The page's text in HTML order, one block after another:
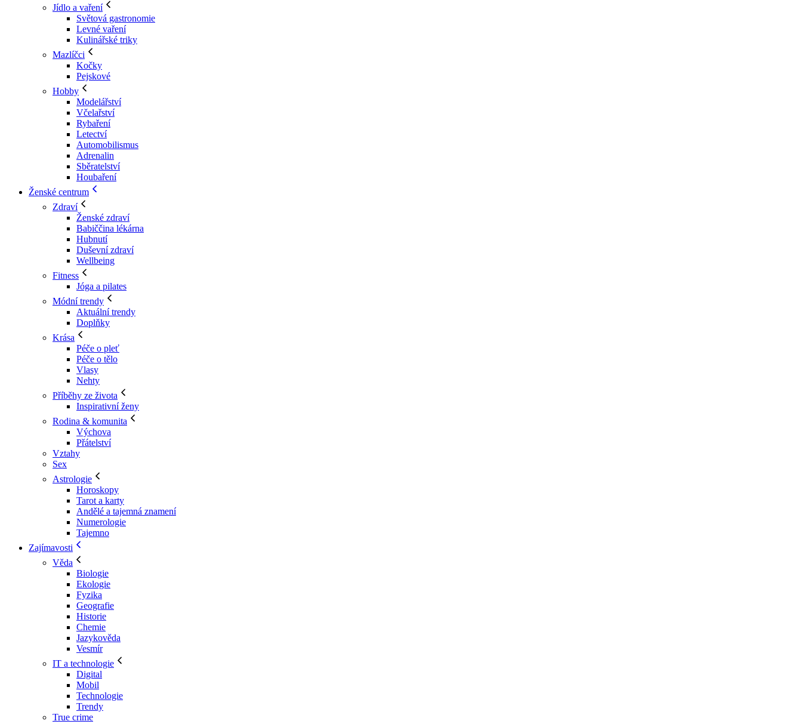
Jídlo a vaření
Světová gastronomie
Levné vaření
Kulinářské triky
Mazlíčci
Kočky
Pejskové
Hobby
Modelářství
Včelařství
Rybaření
Letectví
Automobilismus
Adrenalin
Sběratelství
Houbaření
Ženské centrum
Zdraví
Ženské zdraví
Babiččina lékárna
Hubnutí
Duševní zdraví
Wellbeing
Fitness
Jóga a pilates
Módní trendy
Aktuální trendy
Doplňky
Krása
Péče o pleť
Péče o tělo
Vlasy
Nehty
Příběhy ze života
Inspirativní ženy
Rodina & komunita
Výchova
Přátelství
Vztahy
Sex
Astrologie
Horoskopy
Tarot a karty
Andělé a tajemná znamení
Numerologie
Tajemno
Zajímavosti
Věda
Biologie
Ekologie
Fyzika
Geografie
Historie
Chemie
Jazykověda
Vesmír
IT a technologie
Digital
Mobil
Technologie
Trendy
True crime